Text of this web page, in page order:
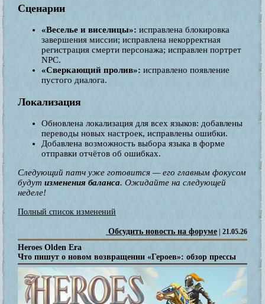
Сценарии
«Веселье и виселицы»: исправлена блокировка
завершения миссии; исправлена некорректная
регистрация смерти персонажа; исправлен портрет
NPC.
«Сверкающий пролив»: исправлено появление
пустого диалога.
Локализация
Обновлена локализация для всех языков: добавлены
переводы новых настроек, исправлены ошибки.
Добавлена возможность выбора языка в форме
отправки отчётов об ошибках.
Следующий патч уже готовится — его главным фокусом
будут изменения баланса. Ожидайте на следующей
неделе!
Полный список изменений
Обсудить новость на форуме | 21.05.26
Heroes Olden Era
Что пишут о новом возвращении «Героев»: обзор прессы